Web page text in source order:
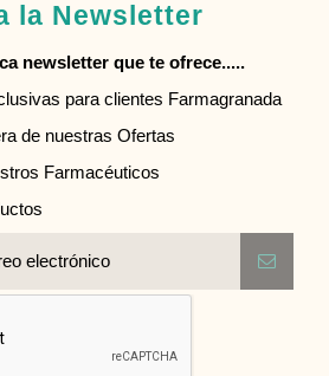
la Newsletter
newsletter que te ofrece.....
para clientes Farmagranada
de nuestras Ofertas
Farmacéuticos